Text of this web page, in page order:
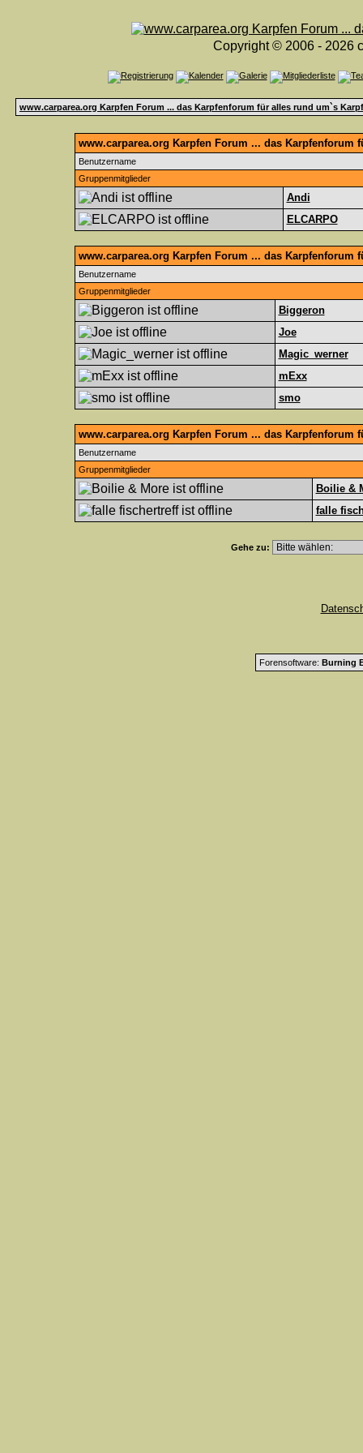
Copyright © 2006 - 2026
www.carparea.org Karpfen Forum ... das Karpfenforum für alles rund um`s
www.carparea.org Karpfen Forum ... das
Benutzername
Gruppenmitglieder
Andi
ELCARPO
www.carparea.org Karpfen Forum ... das Karpfenforum
Benutzername
Gruppenmitglieder
Biggeron
Joe
Magic_werner
mExx
smo
www.carparea.org Karpfen Forum ... das Karpfenforum
Benutzername
Gruppenmitglieder
Boilie &
falle
Gehe zu:
Forensoftware: Burning